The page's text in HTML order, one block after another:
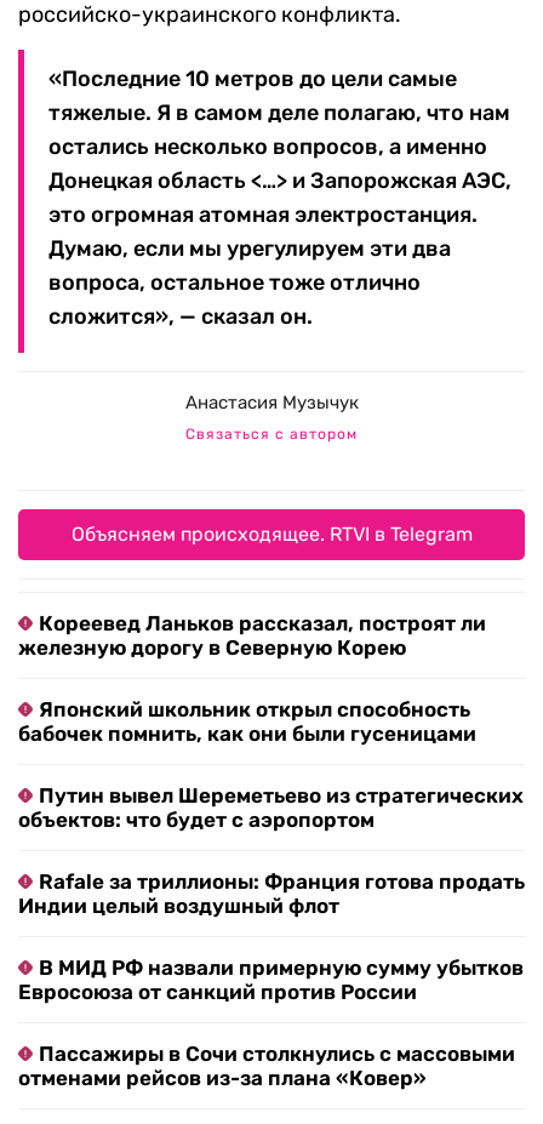
российско-украинского конфликта.
«Последние 10 метров до цели самые
тяжелые. Я в самом деле полагаю, что нам
остались несколько вопросов, а именно
Донецкая область <…> и Запорожская АЭС,
это огромная атомная электростанция.
Думаю, если мы урегулируем эти два
вопроса, остальное тоже отлично
сложится», — сказал он.
Анастасия Музычук
Связаться с автором
Объясняем происходящее. RTVI в Telegram
Кореевед Ланьков рассказал, построят ли
железную дорогу в Северную Корею
Японский школьник открыл способность
бабочек помнить, как они были гусеницами
Путин вывел Шереметьево из стратегических
объектов: что будет с аэропортом
Rafale за триллионы: Франция готова продать
Индии целый воздушный флот
В МИД РФ назвали примерную сумму убытков
Евросоюза от санкций против России
Пассажиры в Сочи столкнулись с массовыми
отменами рейсов из-за плана «Ковер»